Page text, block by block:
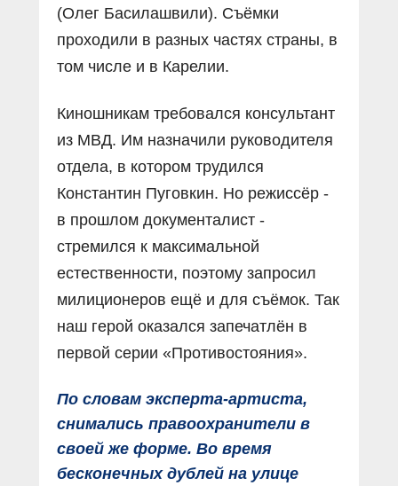
(Олег Басилашвили). Съёмки
проходили в разных частях страны, в
том числе и в Карелии.
Киношникам требовался консультант
из МВД. Им назначили руководителя
отдела, в котором трудился
Константин Пуговкин. Но режиссёр -
в прошлом документалист -
стремился к максимальной
естественности, поэтому запросил
милиционеров ещё и для съёмок. Так
наш герой оказался запечатлён в
первой серии «Противостояния».
По словам эксперта-артиста,
снимались правоохранители в
своей же форме. Во время
бесконечных дублей на улице